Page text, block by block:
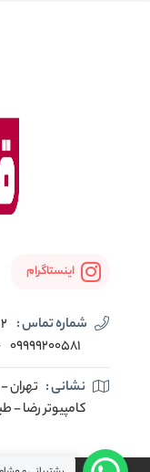
اینستاگرام
شماره تماس :
09999200581
نشانی : تهران
کامپیوتر رضا -